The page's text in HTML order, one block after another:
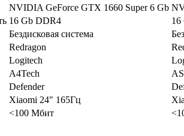
NVIDIA GeForce GTX 1660 Super 6 Gb
16 Gb DDR4
16
Бездисковая система
Redragon
Logitech
A4Tech
Defender
Xiaomi 24" 165Гц
<100 Мбит